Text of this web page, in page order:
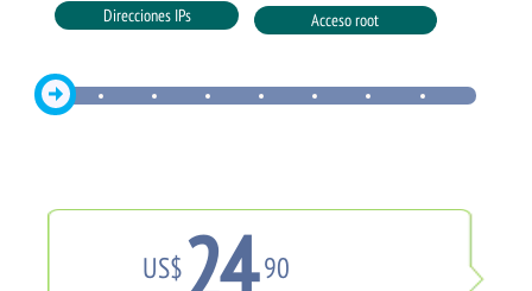
Direcciones IPs Acceso root
US$24 90